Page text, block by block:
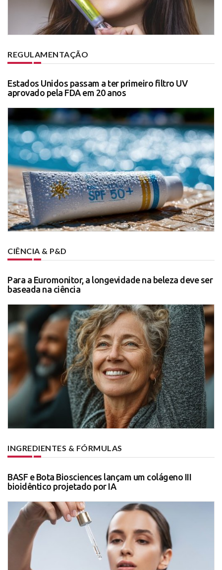
REGULAMENTAÇÃO
Estados Unidos passam a ter primeiro filtro UV
aprovado pela FDA em 20 anos
CIÊNCIA & P&D
Para a Euromonitor, a longevidade na beleza deve ser
baseada na ciência
INGREDIENTES & FÓRMULAS
BASF e Bota Biosciences lançam um colágeno III
bioidêntico projetado por IA